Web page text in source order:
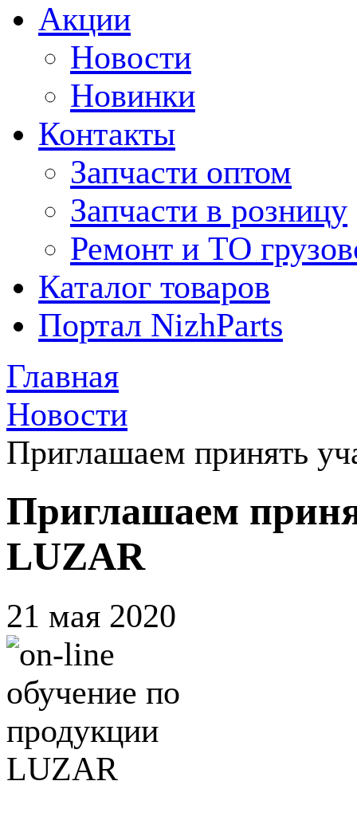
Акции
Новости
Новинки
Контакты
Запчасти оптом
Запчасти в розницу
Ремонт и ТО
Каталог товаров
Портал NizhParts
Главная
Новости
Приглашаем принять
Приглашаем
LUZAR
21 мая 2020